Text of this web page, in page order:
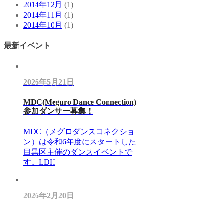
2014年12月 (1)
2014年11月 (1)
2014年10月 (1)
最新イベント
2026年5月21日
MDC(Meguro Dance Connection)
参加ダンサー募集！
MDC（メグロダンスコネクショ
ン）は令和6年度にスタートした
目黒区主催のダンスイベントで
す。LDH
2026年2月20日